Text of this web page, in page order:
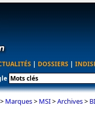
| DOSSIERS |
> Marques> MSI>Archives>